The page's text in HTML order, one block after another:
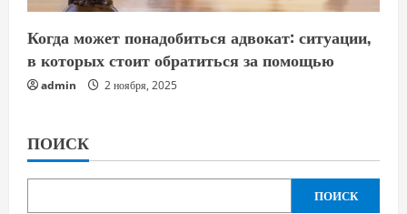
Когда может понадобиться адвокат: ситуации,
в которых стоит обратиться за помощью
admin 2 ноября, 2025
ПОИСК
ПОИСК